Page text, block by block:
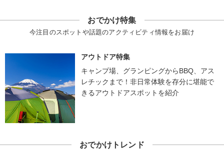
おでかけ特集
今注目のスポットや話題のアクティビティ情報をお届け
アウトドア特集
キャンプ場、グランピングからBBQ、アス
レチックまで！非日常体験を存分に堪能で
きるアウトドアスポットを紹介
おでかけトレンド